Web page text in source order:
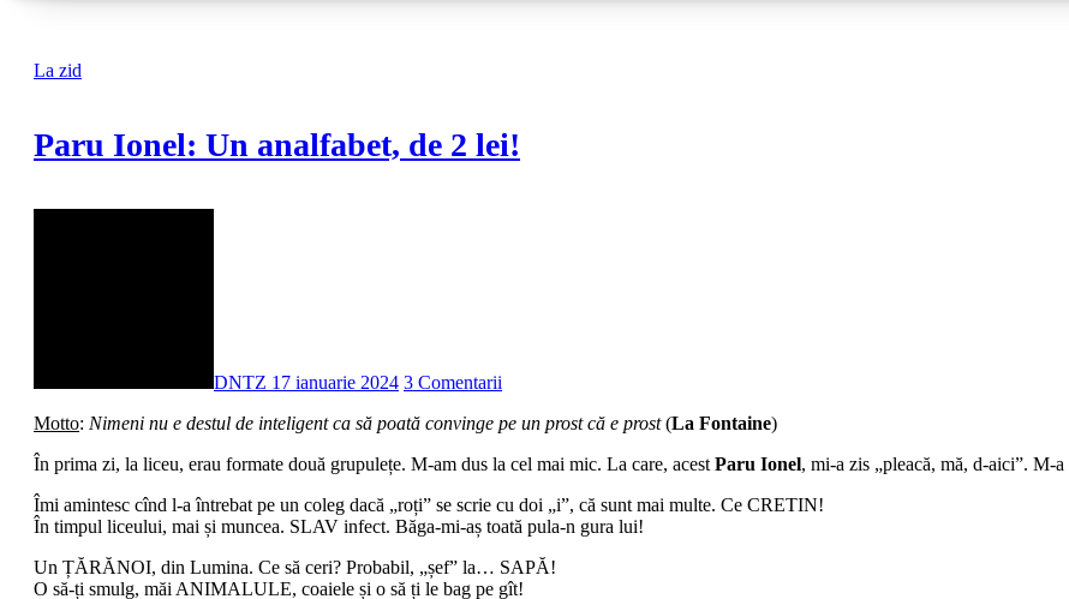
La zid
Paru Ionel: Un analfabet, de 2 lei!
DNTZ 17 ianuarie 2024 3 Comentarii
Motto: Nimeni nu e destul de inteligent ca să poată convinge pe un prost că e prost(La Fontaine)
În prima zi, la liceu, erau formate două grupulețe. M-am dus la cel mai mic. La care, acest Paru Ionel, mi-a zis „pleacă, mă, d-aici”. M-
Îmi amintesc cînd l-a întrebat pe un coleg dacă „roți” se scrie cu doi „i”, că sunt mai multe. Ce CRETIN!
În timpul liceului, mai și muncea. SLAV infect. Băga-mi-aș toată pula-n gura lui!
Un ȚĂRĂNOI, din Lumina. Ce să ceri? Probabil, „șef” la… SAPĂ!
O să-ți smulg, măi ANIMALULE, coaiele și o să ți le bag pe gît!